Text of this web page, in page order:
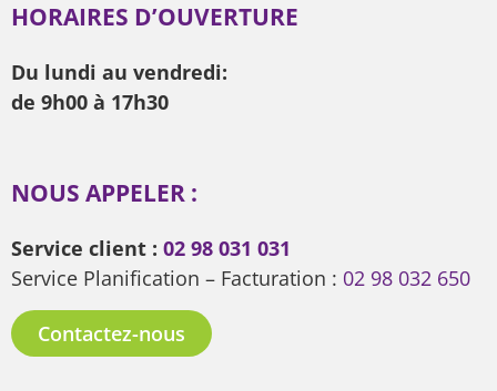
HORAIRES D’OUVERTURE
Du lundi au vendredi:
de 9h00 à 17h30
NOUS APPELER :
Service client : 02 98 031 031
Service Planification – Facturation : 02 98 032 650
Contactez-nous